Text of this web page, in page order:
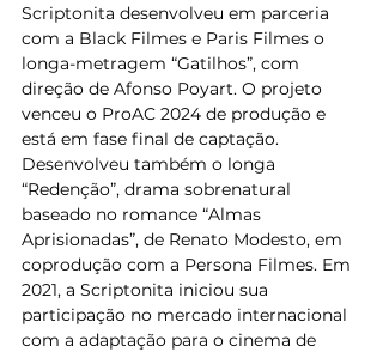
Scriptonita desenvolveu em parceria
com a Black Filmes e Paris Filmes o
longa-metragem “Gatilhos”, com
direção de Afonso Poyart. O projeto
venceu o ProAC 2024 de produção e
está em fase final de captação.
Desenvolveu também o longa
“Redenção”, drama sobrenatural
baseado no romance “Almas
Aprisionadas”, de Renato Modesto, em
coprodução com a Persona Filmes. Em
2021, a Scriptonita iniciou sua
participação no mercado internacional
com a adaptação para o cinema de